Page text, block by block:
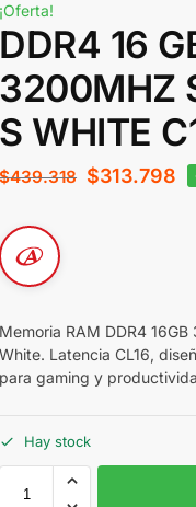
¡Oferta!
DDR4 16
3200MHZ
S WHITE
$439.318 $313.798
Memoria RAM DDR4
White. Latencia CL16,
para gaming y
Hay stock